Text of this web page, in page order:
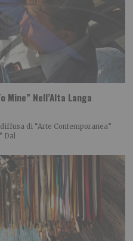
Mine” Nell’Alta Langa
di “Arte Contemporanea”
Dal